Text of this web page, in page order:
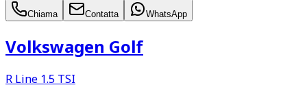
Chiama Contatta WhatsApp
Volkswagen Golf
R Line 1.5 TSI